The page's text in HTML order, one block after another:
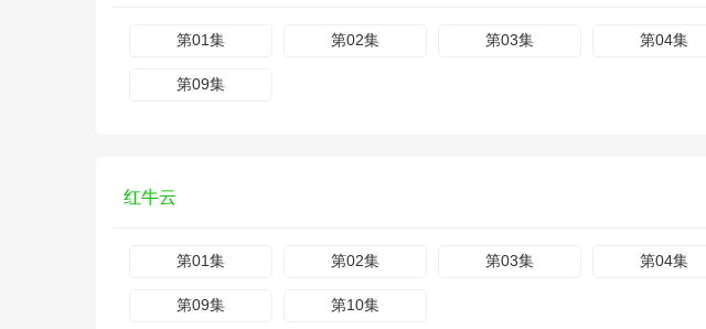
第01集 第02集 第03集 第04集
第09集
红牛云
第01集 第02集 第03集 第04集
第09集 第10集